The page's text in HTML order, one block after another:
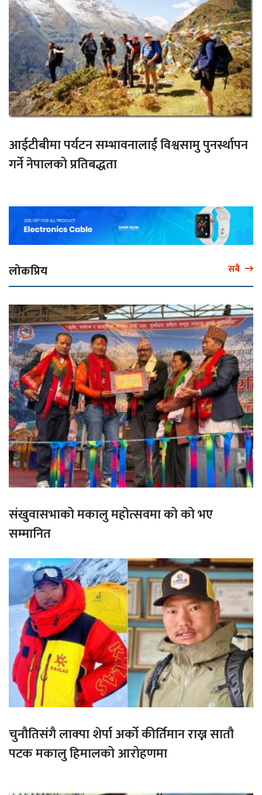
आईटीबीमा पर्यटन सम्भावनालाई विश्वसामु पुनर्स्थापन
गर्ने नेपालको प्रतिबद्धता
लोकप्रिय सबै
संखुवासभाको मकालु महोत्सवमा को को भए
सम्मानित
चुनौतिसंगै लाक्पा शेर्पा अर्को कीर्तिमान राख्न सातौ
पटक मकालु हिमालको आरोहणमा